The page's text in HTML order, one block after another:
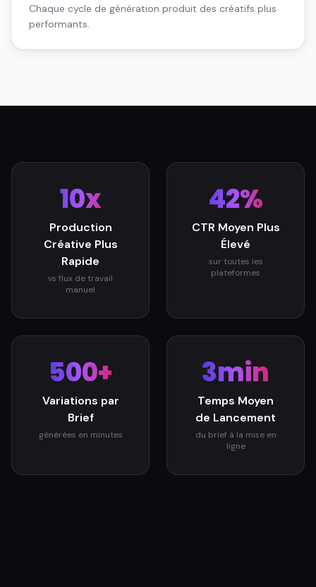
Chaque cycle de génération produit des créatifs plus
performants.
10x
Production
Créative Plus
Rapide
vs flux de travail
manuel
42%
CTR Moyen Plus
Élevé
sur toutes les
plateformes
500+
Variations par
Brief
générées en minutes
3min
Temps Moyen
de Lancement
du brief à la mise en
ligne